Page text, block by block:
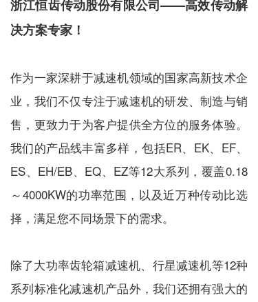
浙江恒齿传动股份有限公司——高效传动解
决方案专家！
作为一家深耕于减速机领域的国家高新技术企
业，我们不仅专注于减速机的研发、制造与销
售，更致力于为客户提供全方位的服务体验。
我们的产品线丰富多样，包括ER、EK、EF、
ES、EH/EB、EQ、EZ等12大系列，覆盖0.18
～4000KW的功率范围，以及近万种传动比选
择，满足您不同场景下的需求。
除了大功率齿轮箱减速机、 行星减速机等12种
系列标准化减速机产品外，我们还拥有强大的